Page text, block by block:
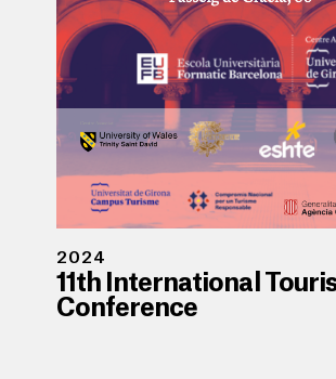
2024
11th International
Conference